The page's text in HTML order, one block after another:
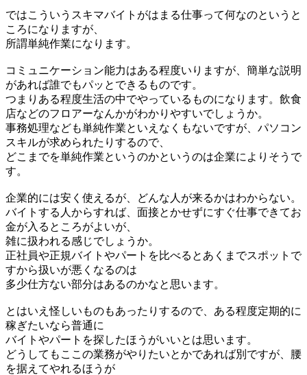
ではこういうスキマバイトがはまる仕事って何なのというと
ころになりますが、
所謂単純作業になります。
コミュニケーション能力はある程度いりますが、簡単な説明
があれば誰でもパッとできるものです。
つまりある程度生活の中でやっているものになります。飲食
店などのフロアーなんかがわかりやすいでしょうか。
事務処理なども単純作業といえなくもないですが、パソコン
スキルが求められたりするので、
どこまでを単純作業というのかというのは企業によりそうで
す。
企業的には安く使えるが、どんな人が来るかはわからない。
バイトする人からすれば、面接とかせずにすぐ仕事できてお
金が入るところがよいが、
雑に扱われる感じでしょうか。
正社員や正規バイトやパートを比べるとあくまでスポットで
すから扱いが悪くなるのは
多少仕方ない部分はあるのかなと思います。
とはいえ怪しいものもあったりするので、ある程度定期的に
稼ぎたいなら普通に
バイトやパートを探したほうがいいとは思います。
どうしてもここの業務がやりたいとかであれば別ですが、腰
を据えてやれるほうが